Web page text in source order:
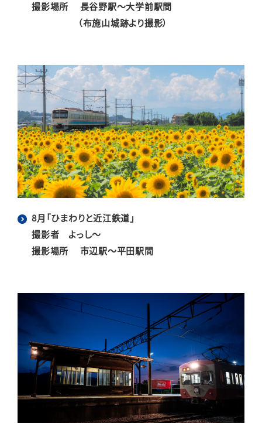
撮影場所 長谷野駅～大学前駅間
（布施山城跡より撮影）
8月「ひまわりと近江鉄道」
撮影者 よっし～
撮影場所 市辺駅～平田駅間